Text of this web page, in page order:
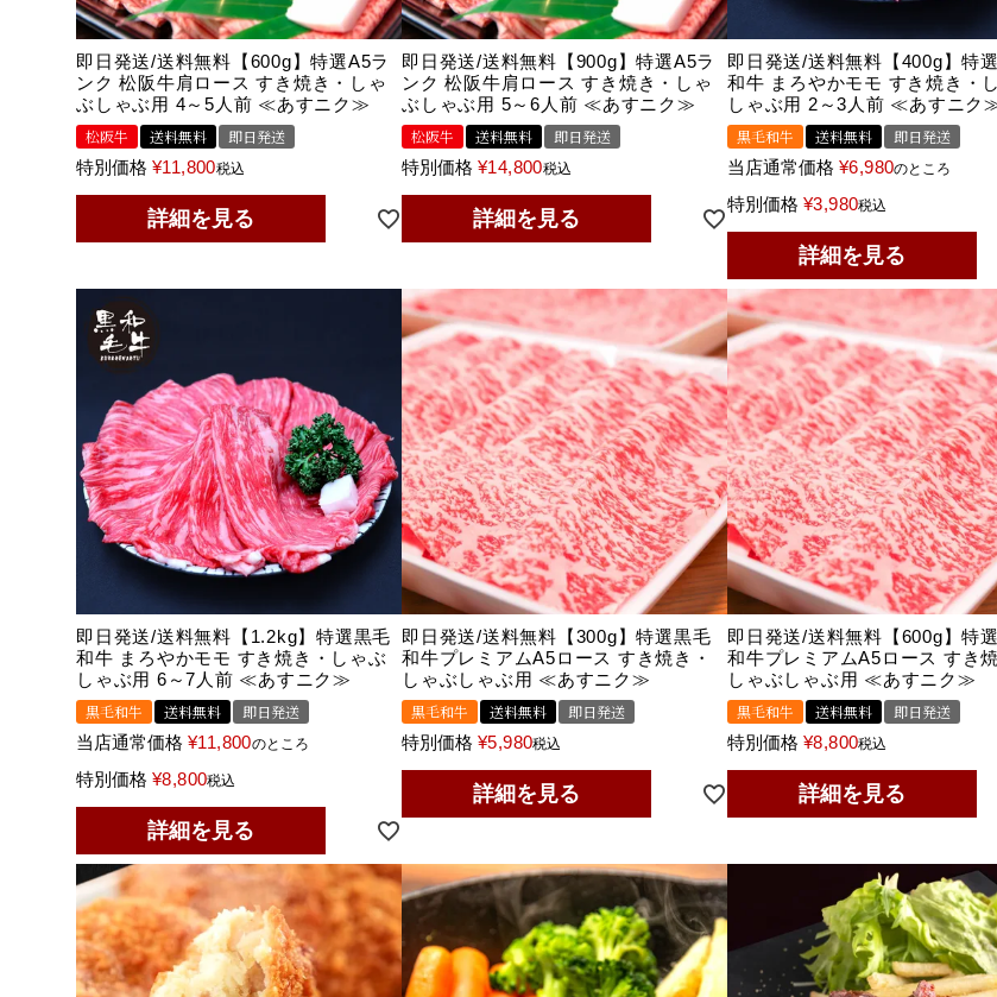
即日発送/送料無料【600g】特選A5ラ
ンク 松阪牛肩ロース すき焼き・しゃ
ぶしゃぶ用 4～5人前 ≪あすニク≫
松阪牛
送料無料
即日発送
特別価格 ¥11,800税込
詳細を見る
即日発送/送料無料【900g】特選A5ラ
ンク 松阪牛肩ロース すき焼き・しゃ
ぶしゃぶ用 5～6人前 ≪あすニク≫
松阪牛
送料無料
即日発送
特別価格 ¥14,800税込
詳細を見る
即日発送/送料無料【400g】特
和牛 まろやかモモ すき焼き・
しゃぶ用 2～3人前 ≪あすニク
黒毛和牛
送料無料
即日発送
当店通常価格 ¥6,980のところ
特別価格 ¥3,980税込
詳細を見る
即日発送/送料無料【1.2kg】特選黒毛
和牛 まろやかモモ すき焼き・しゃぶ
しゃぶ用 6～7人前 ≪あすニク≫
黒毛和牛
送料無料
即日発送
当店通常価格 ¥11,800のところ
特別価格 ¥8,800税込
詳細を見る
即日発送/送料無料【300g】特選黒毛
和牛プレミアムA5ロース すき焼き・
しゃぶしゃぶ用 ≪あすニク≫
黒毛和牛
送料無料
即日発送
特別価格 ¥5,980税込
詳細を見る
即日発送/送料無料【600g】特
和牛プレミアムA5ロース すき焼
しゃぶしゃぶ用 ≪あすニク≫
黒毛和牛
送料無料
即日発送
特別価格 ¥8,800税込
詳細を見る